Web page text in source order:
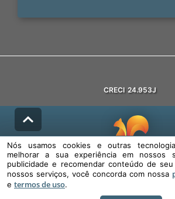
CRECI 24.953J
© DESENVOLVIDO PELA
Nós usamos cookies e outras tecnologias
sua experiência em nossos serviços,
Nós usamos cookies e outras
melhorar a sua experiência em nossos
publicidade e recomendar conteúdo de
nossos serviços, você concorda com nossa
e termos de uso.